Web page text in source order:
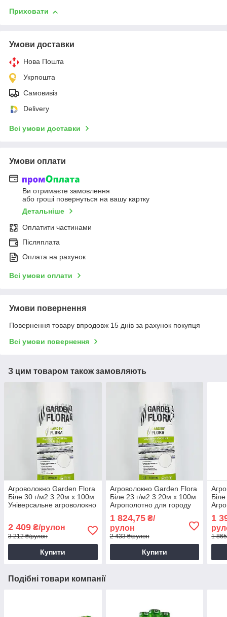
Приховати
Умови доставки
Нова Пошта
Укрпошта
Самовивіз
Delivery
Всі умови доставки
Умови оплати
Ви отримаєте замовлення
або гроші повернуться на вашу картку
Детальніше
Оплатити частинами
Післяплата
Оплата на рахунок
Всі умови оплати
Умови повернення
Повернення товару впродовж 15 днів за рахунок покупця
Всі умови повернення
З цим товаром також замовляють
Агроволокно Garden Flora
Біле 30 г/м2 3.20м х 100м
Універсальне агроволокно
2 409 ₴/рулон
3 212 ₴/рулон
Купити
Агроволокно Garden Flora
Біле 23 г/м2 3.20м х 100м
Агрополотно для городу
1 824,75₴/
рулон
2 433 ₴/рулон
Купити
1
1
Подібні товари компанії